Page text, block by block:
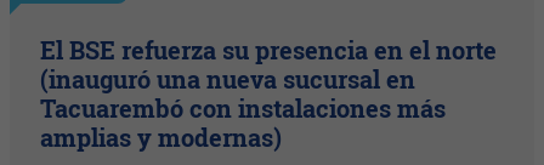
El BSE refuerza su presencia en el norte
(inauguró una nueva sucursal en
Tacuarembó con instalaciones más
amplias y modernas)